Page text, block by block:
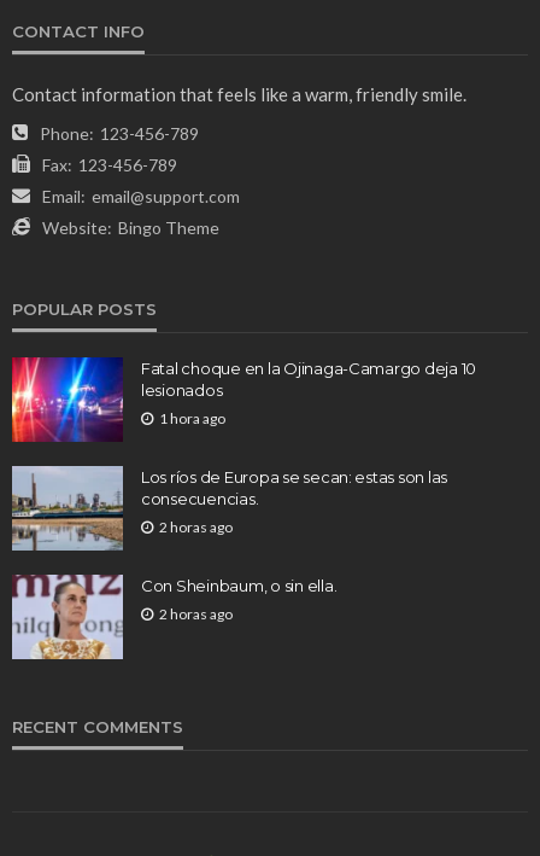
CONTACT INFO
Contact information that feels like a warm, friendly smile.
Phone: 123-456-789
Fax: 123-456-789
Email: email@support.com
Website: Bingo Theme
POPULAR POSTS
Fatal choque en la Ojinaga-Camargo deja 10
lesionados
1 hora ago
Los ríos de Europa se secan: estas son las
consecuencias.
2 horas ago
Con Sheinbaum, o sin ella.
2 horas ago
RECENT COMMENTS